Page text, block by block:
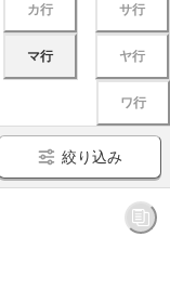
カ行 サ行
マ行 ヤ行
ワ行
絞り込み